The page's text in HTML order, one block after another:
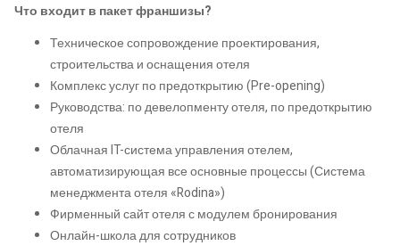
Что входит в пакет франшизы?
Техническое сопровождение проектирования,
строительства и оснащения отеля
Комплекс услуг по предоткрытию (Pre-opening)
Руководства: по девелопменту отеля, по предоткрытию
отеля
Облачная IT-система управления отелем,
автоматизирующая все основные процессы (Система
менеджмента отеля «Rodina»)
Фирменный сайт отеля с модулем бронирования
Онлайн-школа для сотрудников